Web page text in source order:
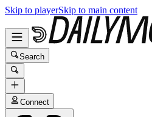
Skip to playerSkip to main content
Search
Connect